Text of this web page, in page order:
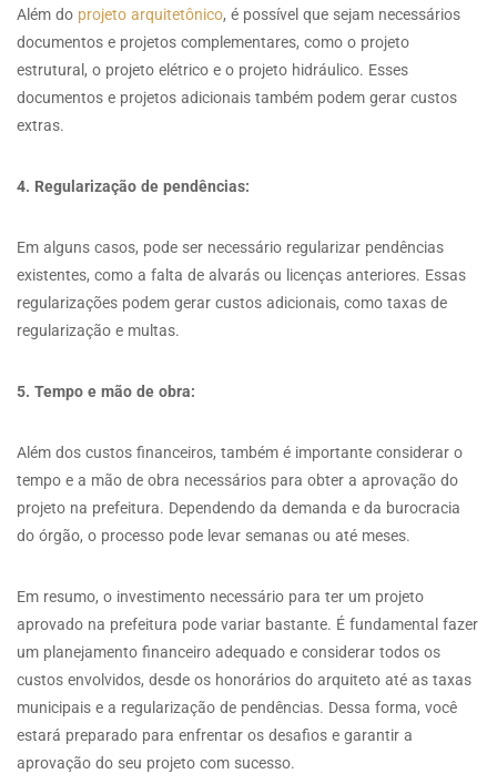
Além do projeto arquitetônico, é possível que sejam necessários
documentos e projetos complementares, como o projeto
estrutural, o projeto elétrico e o projeto hidráulico. Esses
documentos e projetos adicionais também podem gerar custos
extras.
4. Regularização de pendências:
Em alguns casos, pode ser necessário regularizar pendências
existentes, como a falta de alvarás ou licenças anteriores. Essas
regularizações podem gerar custos adicionais, como taxas de
regularização e multas.
5. Tempo e mão de obra:
Além dos custos financeiros, também é importante considerar o
tempo e a mão de obra necessários para obter a aprovação do
projeto na prefeitura. Dependendo da demanda e da burocracia
do órgão, o processo pode levar semanas ou até meses.
Em resumo, o investimento necessário para ter um projeto
aprovado na prefeitura pode variar bastante. É fundamental fazer
um planejamento financeiro adequado e considerar todos os
custos envolvidos, desde os honorários do arquiteto até as taxas
municipais e a regularização de pendências. Dessa forma, você
estará preparado para enfrentar os desafios e garantir a
aprovação do seu projeto com sucesso.